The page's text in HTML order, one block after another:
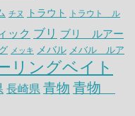
チヌ トラウト トラウト ル
ック ブリ ブリ ルアー
メッキ メバル メバル ルア
リングベイト
長崎県 青物 青物